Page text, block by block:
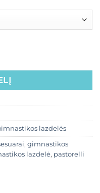
lazdelės
, gimnastikos
lazdelė, pastorelli